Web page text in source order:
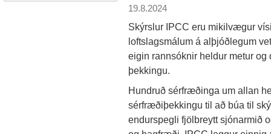
19.8.2024
Skýrslur IPCC eru mikilvægur
loftslagsmálum á alþjóðlegum
eigin rannsóknir heldur metur
þekkingu.
Hundruð sérfræðinga um allan
sérfræðiþekkingu til að búa til
endurspegli fjölbreytt sjónarmið